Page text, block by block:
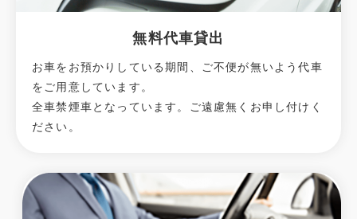
無料代車貸出
お車をお預かりしている期間、ご不便が無いよう代車
をご用意しています。
全車禁煙車となっています。ご遠慮無くお申し付けく
ださい。